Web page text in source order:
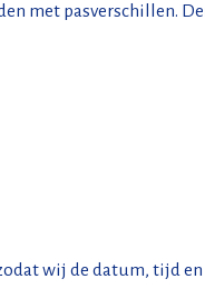
met pasverschillen.
wij de datum, tijd